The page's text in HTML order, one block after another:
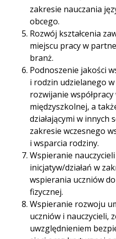
zakresie nauczania
obcego.
Rozwój kształcenia
miejscu pracy w
branż.
Podnoszenie jakości
i rodzin udzielanego
rozwijanie
międzyszkolnej, a
działającymi w innych
zakresie wczesnego
i wsparcia rodziny.
Wspieranie
inicjatyw/działań w
wspierania uczniów
fizycznej.
Wspieranie rozwoju
uczniów i nauczycieli,
uwzględnieniem